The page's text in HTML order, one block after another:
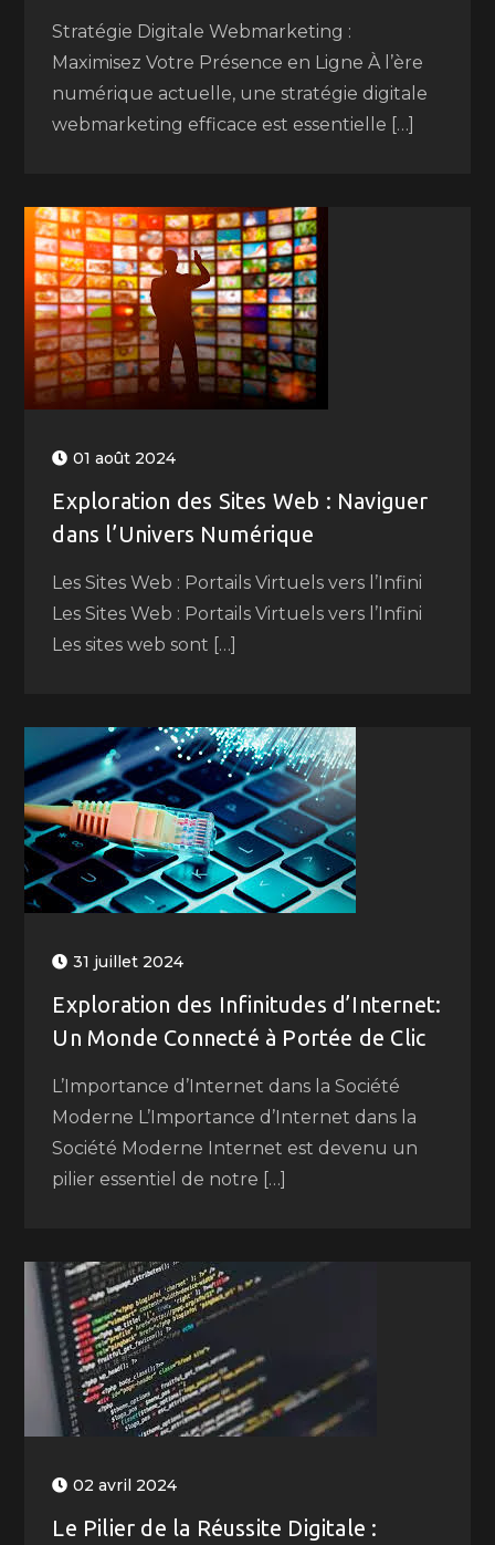
Stratégie Digitale Webmarketing :
Maximisez Votre Présence en Ligne À l’ère
numérique actuelle, une stratégie digitale
webmarketing efficace est essentielle […]
01 août 2024
Exploration des Sites Web : Naviguer
dans l’Univers Numérique
Les Sites Web : Portails Virtuels vers l’Infini
Les Sites Web : Portails Virtuels vers l’Infini
Les sites web sont […]
31 juillet 2024
Exploration des Infinitudes d’Internet:
Un Monde Connecté à Portée de Clic
L’Importance d’Internet dans la Société
Moderne L’Importance d’Internet dans la
Société Moderne Internet est devenu un
pilier essentiel de notre […]
02 avril 2024
Le Pilier de la Réussite Digitale :